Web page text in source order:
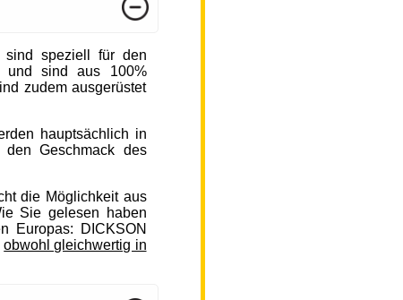
sind speziell für den
und sind aus 100%
zudem ausgerüstet
hauptsächlich in
Geschmack des
die Möglichkeit aus
Sie gelesen haben
Europas: DICKSON
obwohl gleichwertig in